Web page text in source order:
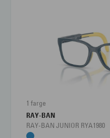
1 farge
RAY-BAN
RAY-BAN JUNIOR RYA1980